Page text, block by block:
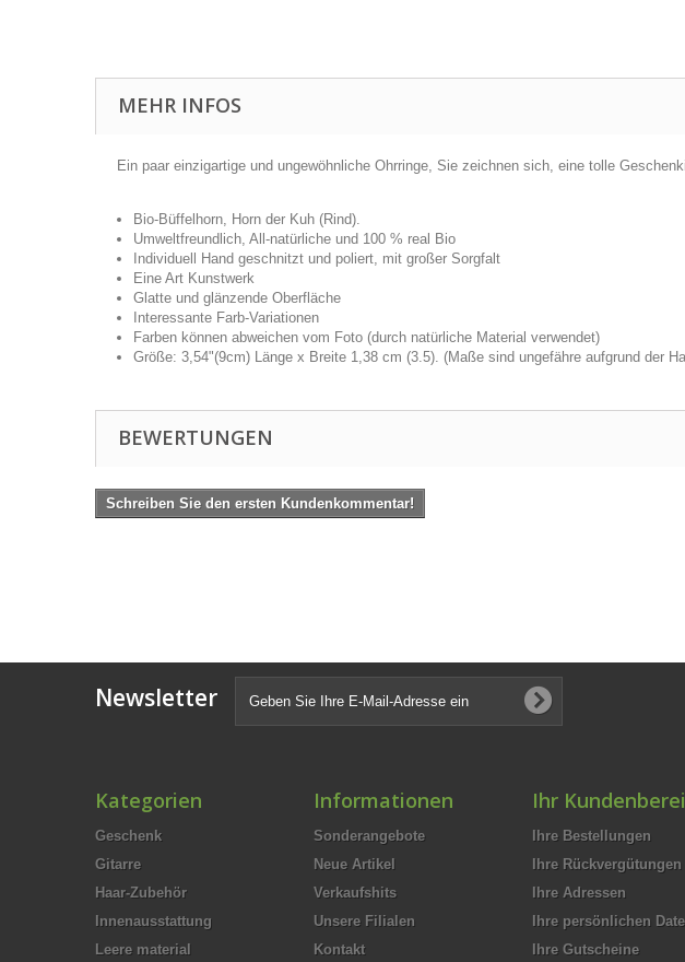
MEHR INFOS
Ein paar einzigartige und ungewöhnliche Ohrringe, Sie zeichnen sich, eine tolle
Bio-Büffelhorn, Horn der Kuh (Rind).
Umweltfreundlich, All-natürliche und 100 % real Bio
Individuell Hand geschnitzt und poliert, mit großer Sorgfalt
Eine Art Kunstwerk
Glatte und glänzende Oberfläche
Interessante Farb-Variationen
Farben können abweichen vom Foto (durch natürliche Material verwendet)
Größe: 3,54"(9cm) Länge x Breite 1,38 cm (3.5). (Maße sind ungefähre aufgrund der
BEWERTUNGEN
Schreiben Sie den ersten Kundenkommentar!
Newsletter
Kategorien
Geschenk
Gitarre
Haar-Zubehör
Innenausstattung
Leere material
Informationen
Sonderangebote
Neue Artikel
Verkaufshits
Unsere Filialen
Kontakt
Ihr
Ihre Bestellungen
Ihre Rückvergütungen
Ihre Adressen
Ihre persönlichen
Ihre Gutscheine